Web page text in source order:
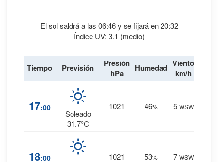
El sol saldrá a las 06:46 y se fijará en 20:32
Índice UV: 3.1 (medio)
Tiempo Previsión
Presión
hPa
Humedad Viento
km/h
17:00
Soleado
31.7°C
1021 46% 5 WSW
18:00 1021 53% 7 WSW